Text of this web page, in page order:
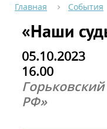
Главная События
«Наши
05.10.2023
16.00
РФ»